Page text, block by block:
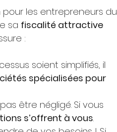
pour les entrepreneurs du
sa fiscalité attractive
:
soient simplifiés, il
spécialisées pour
être négligé. Si vous
s’offrent à vous.